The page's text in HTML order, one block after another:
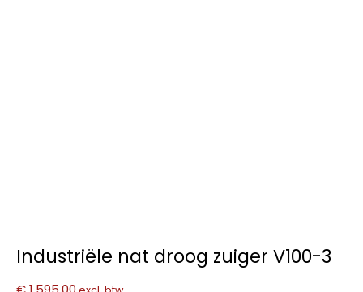
Industriële nat droog zuiger V100-3